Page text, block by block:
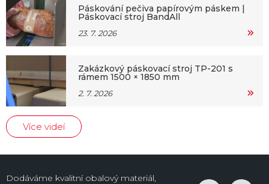
Páskování pečiva papírovým páskem |
Páskovací stroj BandAll
23. 7. 2026
Zakázkový páskovací stroj TP-201 s
rámem 1500 × 1850 mm
2. 7. 2026
Více videí
Dodáváme kvalitní obalový materiál,